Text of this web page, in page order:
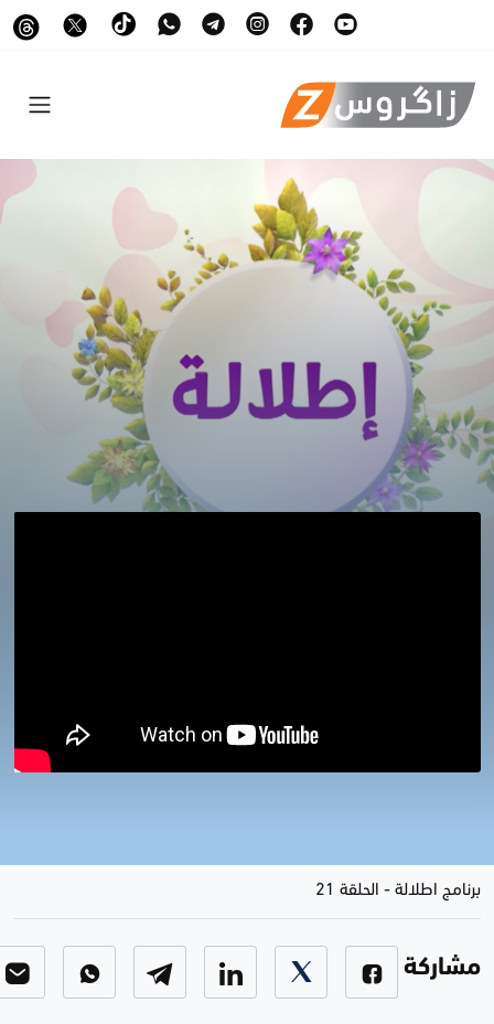
برنامج اطلالة- الحلقة 21
مشاركة